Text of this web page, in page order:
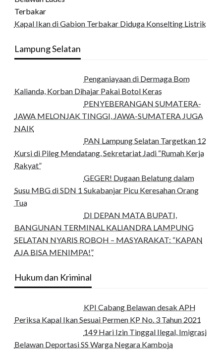
Kapal Ikan di Gabion Terbakar Diduga Konselting Listrik
Lampung Selatan
Penganiayaan di Dermaga Bom
Kalianda, Korban Dihajar Pakai Botol Keras
PENYEBERANGAN SUMATERA-
JAWA MELONJAK TINGGI, JAWA-SUMATERA JUGA
NAIK
PAN Lampung Selatan Targetkan 12
Kursi di Pileg Mendatang, Sekretariat Jadi “Rumah Kerja
Rakyat”
GEGER! Dugaan Belatung dalam
Susu MBG di SDN 1 Sukabanjar Picu Keresahan Orang
Tua
DI DEPAN MATA BUPATI,
BANGUNAN TERMINAL KALIANDRA LAMPUNG
SELATAN NYARIS ROBOH – MASYARAKAT: “KAPAN
AJA BISA MENIMPA!”
Hukum dan Kriminal
KPI Cabang Belawan desak APH
Periksa Kapal Ikan Sesuai Permen KP No. 3 Tahun 2021
149 Hari Izin Tinggal Ilegal, Imigrasi
Belawan Deportasi SS Warga Negara Kamboja